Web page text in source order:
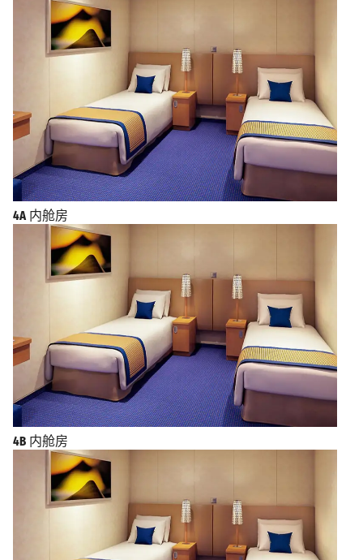
4A 内舱房
4B 内舱房